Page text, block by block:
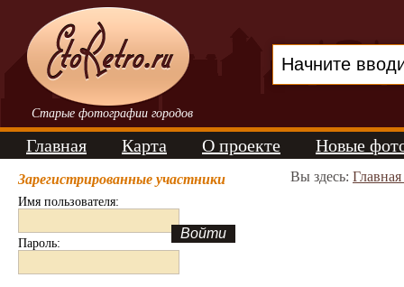
Старые фотографии городов
Главная Карта О проекте Новые
Зарегистрированные участники
Имя пользователя:
Пароль:
Вы здесь: